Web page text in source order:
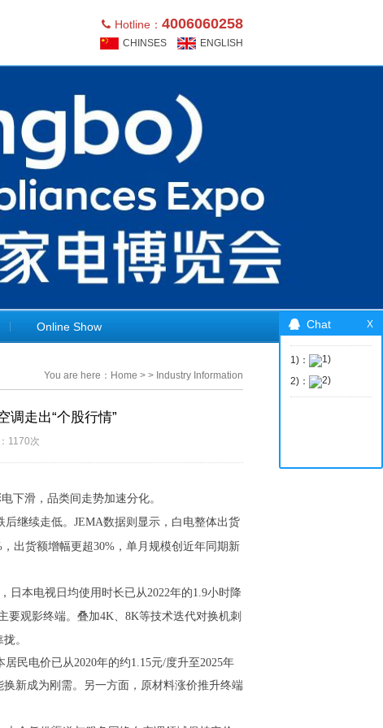
Hotline： 4006060258
CHINSES ENGLISH
Online Show
You are here： Home > > Industry Information
调走出“个股行情”
1170次
滑，品类间走势加速分化。
继续走低。JEMA数据则显示，白电整体出货
出货额增幅更超30%，单月规模创近年同期新
本电视日均使用时长已从2022年的1.9小时降
要观影终端。叠加4K、8K等技术迭代对换机刺
。
电价已从2020年的约1.15元/度升至2025年
新成为刚需。另一方面，原材料涨价推升终端
Chat
1)：
2)：